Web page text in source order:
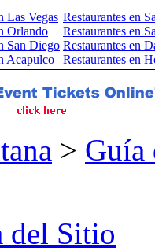
Las Vegas
Orlando
San Diego
Acapulco
Restaurantes en
Restaurantes en
Restaurantes en
Restaurantes en
> Guía
del Sitio